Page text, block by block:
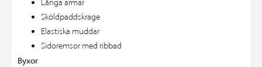
Långa ärmar
Sköldpaddskrage
Elastiska muddar
Sidoremsor med ribbad
Byxor